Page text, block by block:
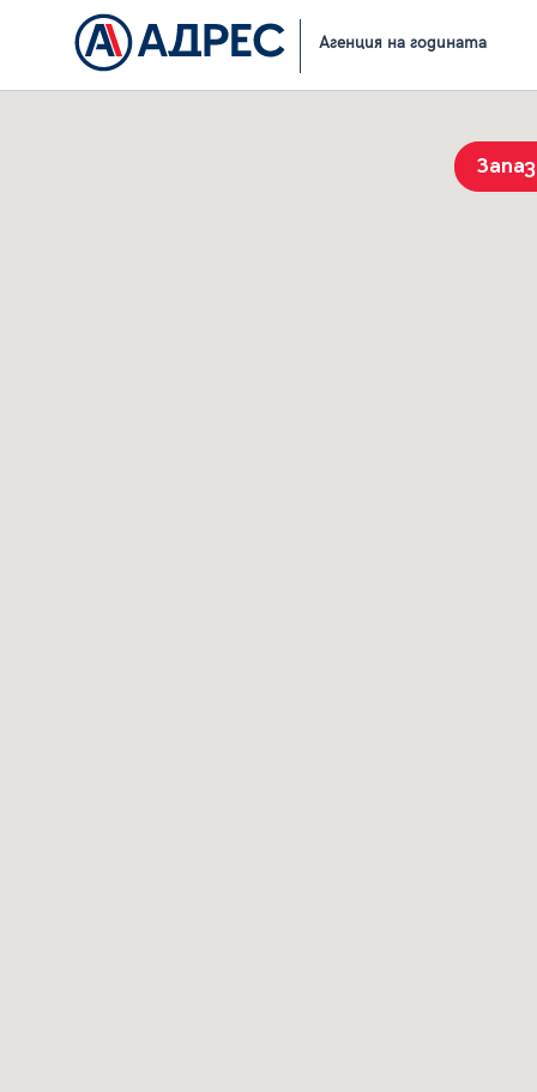
Агенция на годината
Начало Резултати от търсене